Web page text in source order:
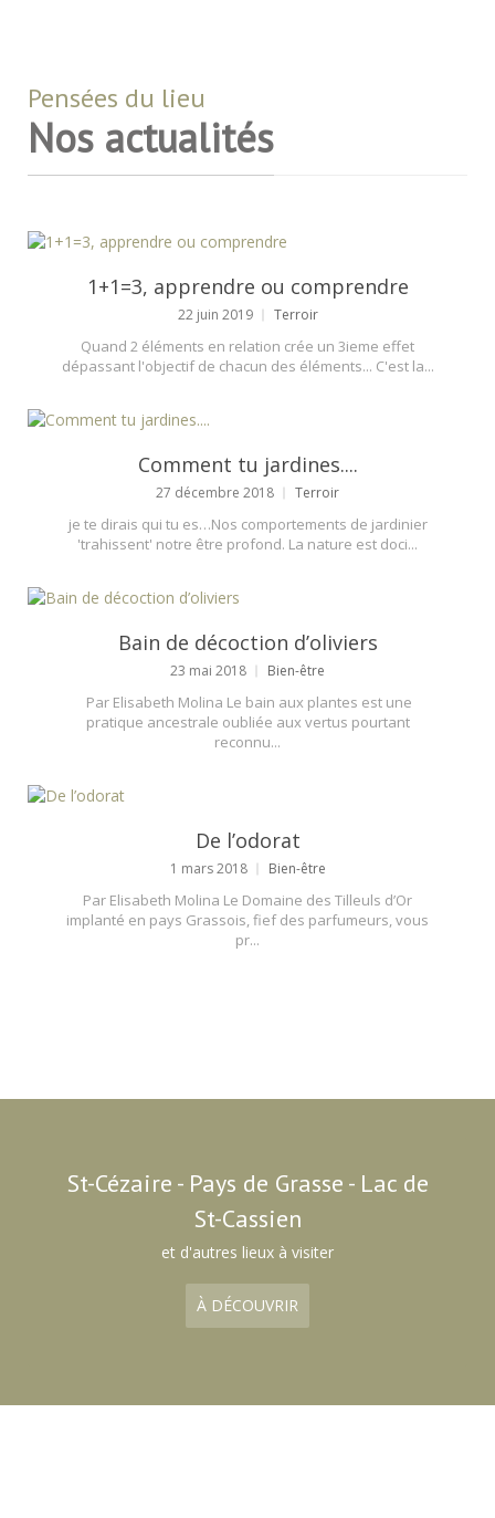
Pensées du lieu
Nos actualités
1+1=3, apprendre ou comprendre
22 juin 2019 Terroir
Quand 2 éléments en relation crée un 3ieme effet
dépassant l'objectif de chacun des éléments... C'est la...
Comment tu jardines....
27 décembre 2018 Terroir
je te dirais qui tu es…Nos comportements de jardinier
'trahissent' notre être profond. La nature est doci...
Bain de décoction d’oliviers
23 mai 2018 Bien-être
Par Elisabeth Molina Le bain aux plantes est une
pratique ancestrale oubliée aux vertus pourtant
reconnu...
De l’odorat
1 mars 2018 Bien-être
Par Elisabeth Molina Le Domaine des Tilleuls d’Or
implanté en pays Grassois, fief des parfumeurs, vous
pr...
St-Cézaire - Pays de Grasse - Lac de
St-Cassien
et d'autres lieux à visiter
À DÉCOUVRIR